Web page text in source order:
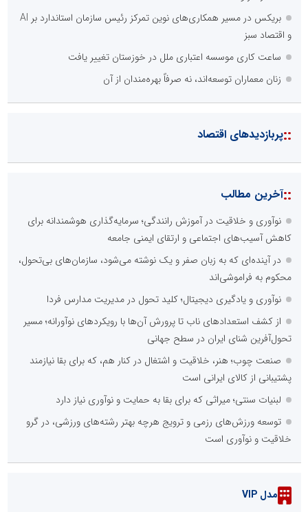
بریکس در مسیر همکاری‌های نوین تمرکز رئیس سازمان استاندارد بر AI
و اقتصاد سبز
ساعت کاری موسسه اعتباری ملل در خوزستان تغییر یافت
زنان معماران توسعه‌اند، نه صرفاً بهره‌مندان از آن
::پربازدیدهای اقتصاد
::آخرین مطالب
نوآوری و خلاقیت در آموزش رانندگی؛ سرمایه‌گذاری هوشمندانه برای
کاهش آسیب‌های اجتماعی و ارتقای ایمنی جامعه
در آینده‌ای که به زبان صفر و یک نوشته می‌شود، سازمان‌های بی‌تحول،
محکوم به فراموشی‌اند
نوآوری و یادگیری دیجیتال؛ کلید تحول در مدیریت مدارس فردا
از کشف استعدادهای ناب تا پرورش آن‌ها با رویکردهای نوآورانه؛ مسیر
تحول‌آفرین شنای ایران در سطح جهانی
صنعت چوب؛ هنر، خلاقیت و اشتغال در کنار هم، که برای بقا نیازمند
پشتیبانی از کالای ایرانی است
لبنیات سنتی؛ میراثی که برای بقا به حمایت و نوآوری نیاز دارد
توسعه ورزش‌های رزمی و ترویج هرچه بهتر رشته‌های ورزشی، در گرو
خلاقیت و نوآوری است
مدل VIP